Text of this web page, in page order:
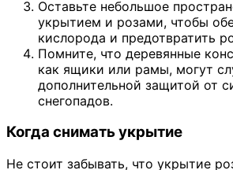
Оставьте небольшое
укрытием и розами, чтобы
кислорода и предотвратить
Помните, что деревянные
как ящики или рамы, могут
дополнительной защитой от
снегопадов.
Когда снимать укрытие
Не стоит забывать, что укрытие